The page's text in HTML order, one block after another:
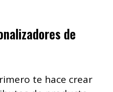
de
te hace crear